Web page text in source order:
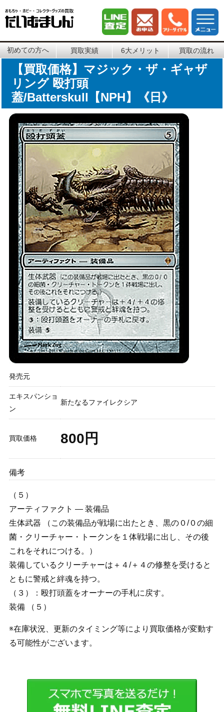
初めての方へ 買取実績 6大メリット 買取の流れ
【買取価格】マジック・ザ・ギャザ
リング 殴打頭
蓋/Batterskull【NPH】《日》
発売元
エキスパンショ
ン
新たなるファイレクシア
買取価格 800円
備考
（５）
アーティファクト ― 装備品
生体武器 （この装備品が戦場に出たとき、黒の０/０の細
菌・クリーチャー・トークンを１体戦場に出し、その後
これをそれにつける。）
装備しているクリーチャーは＋４/＋４の修整を受けると
ともに警戒と絆魂を持つ。
（３）：殴打頭蓋をオーナーの手札に戻す。
装備 （５）
※在庫状況、更新のタイミング等により買取価格が変動す
る可能性がございます。